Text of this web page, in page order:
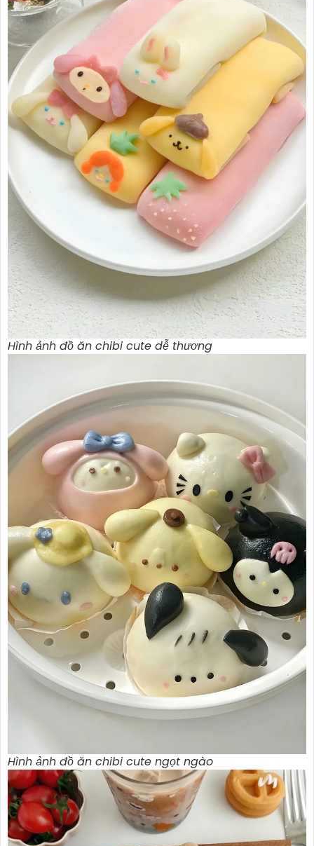
Hình ảnh đồ ăn chibi cute dễ thương
Hình ảnh đồ ăn chibi cute ngọt ngào